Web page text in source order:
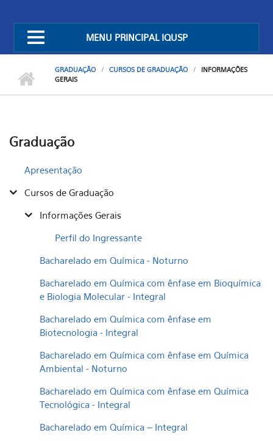
MENU PRINCIPAL IQUSP
GRADUAÇÃO CURSOS DE GRADUAÇÃO
INFORMAÇÕES
GERAIS
Graduação
Apresentação
Cursos de Graduação
Informações Gerais
Perfil do Ingressante
Bacharelado em Química - Noturno
Bacharelado em Química com ênfase em Bioquímica
e Biologia Molecular - Integral
Bacharelado em Química com ênfase em
Biotecnologia - Integral
Bacharelado em Química com ênfase em Química
Ambiental - Noturno
Bacharelado em Química com ênfase em Química
Tecnológica - Integral
Bacharelado em Química – Integral